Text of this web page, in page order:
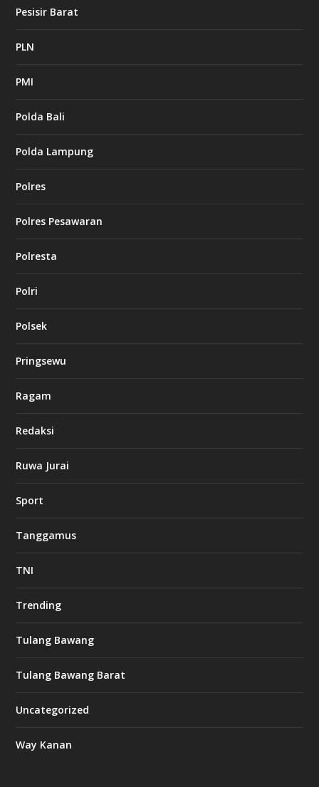
Pesisir Barat
PLN
PMI
Polda Bali
Polda Lampung
Polres
Polres Pesawaran
Polresta
Polri
Polsek
Pringsewu
Ragam
Redaksi
Ruwa Jurai
Sport
Tanggamus
TNI
Trending
Tulang Bawang
Tulang Bawang Barat
Uncategorized
Way Kanan